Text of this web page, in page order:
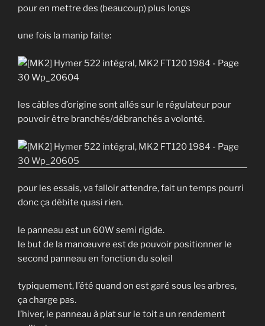
pour en mettre des (beaucoup) plus longs
une fois la manip faite:
les câbles d’origine sont allés sur le régulateur pour
pouvoir être branchés/débranchés a volonté.
pour les essais, va falloir attendre, fait un temps pourri
donc ça débite quasi rien.
le panneau est un 60W semi rigide.
le but de la manœuvre est de pouvoir positionner le
second panneau en fonction du soleil
typiquement, l’été quand on est garé sous les arbres,
ça charge pas.
l’hiver, le panneau à plat sur le toit a un rendement